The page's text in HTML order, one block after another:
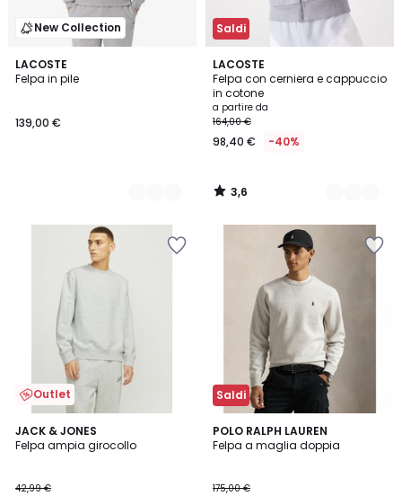
New Collection
LACOSTE
Felpa in pile
139,00 €
6
Colori
Saldi
LACOSTE
Felpa con cerniera e cappuccio
in cotone
a partire da
164,00 €
98,40 € -40%
3,6
/ 5
7
Colori
3,6
/
Outlet
JACK & JONES
Felpa ampia girocollo
42,99 €
4
/
3
Colori
Saldi
POLO RALPH LAUREN
Felpa a maglia doppia
175,00 €
3,6
/ 5